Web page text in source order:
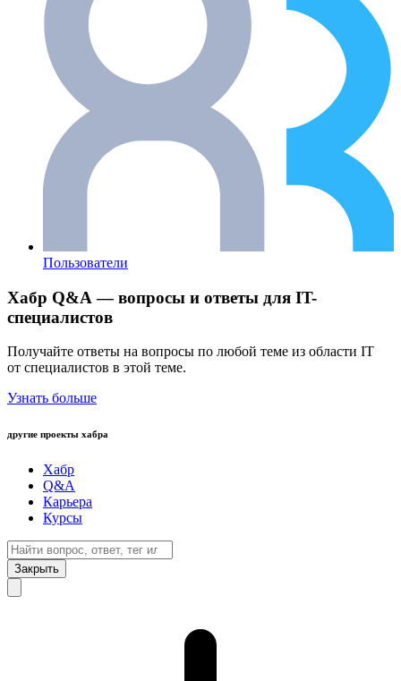
Пользователи
Хабр Q&A — вопросы и ответы для IT-
специалистов
Получайте ответы на вопросы по любой теме из области IT
от специалистов в этой теме.
Узнать больше
другие проекты хабра
Хабр
Q&A
Карьера
Курсы
Закрыть